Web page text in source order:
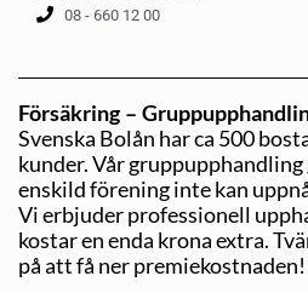
08 - 660 12 00
Försäkring –
Svenska Bolån har ca 500
kunder. Vår
enskild förening inte kan
Vi erbjuder professionell
kostar en enda krona extra.
på att få ner premiekostnaden!